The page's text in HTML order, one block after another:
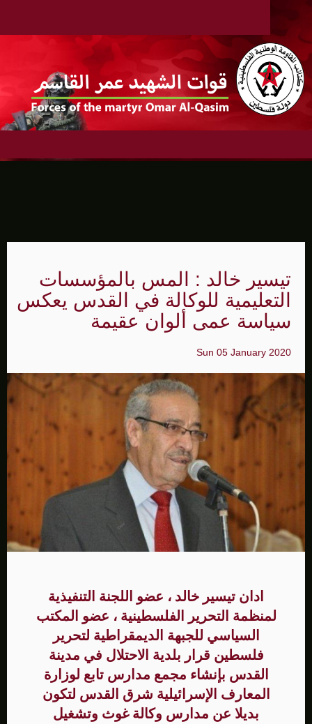
تيسير خالد : المس بالمؤسسات
التعليمية للوكالة في القدس يعكس
سياسة عمى ألوان عقيمة
Sun 05 January 2020
ادان تيسير خالد ، عضو اللجنة التنفيذية
لمنظمة التحرير الفلسطينية ، عضو المكتب
السياسي للجبهة الديمقراطية لتحرير
فلسطين قرار بلدية الاحتلال في مدينة
القدس بإنشاء مجمع مدارس تابع لوزارة
المعارف الإسرائيلية شرق القدس لتكون
بديلا عن مدارس وكالة غوث وتشغيل